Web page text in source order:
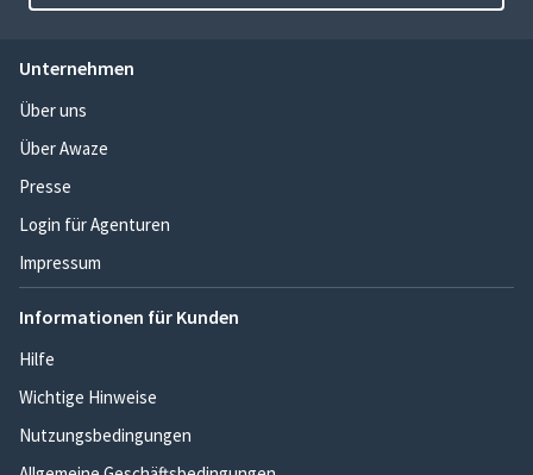
Unternehmen
Über uns
Über Awaze
Presse
Login für Agenturen
Impressum
Informationen für Kunden
Hilfe
Wichtige Hinweise
Nutzungsbedingungen